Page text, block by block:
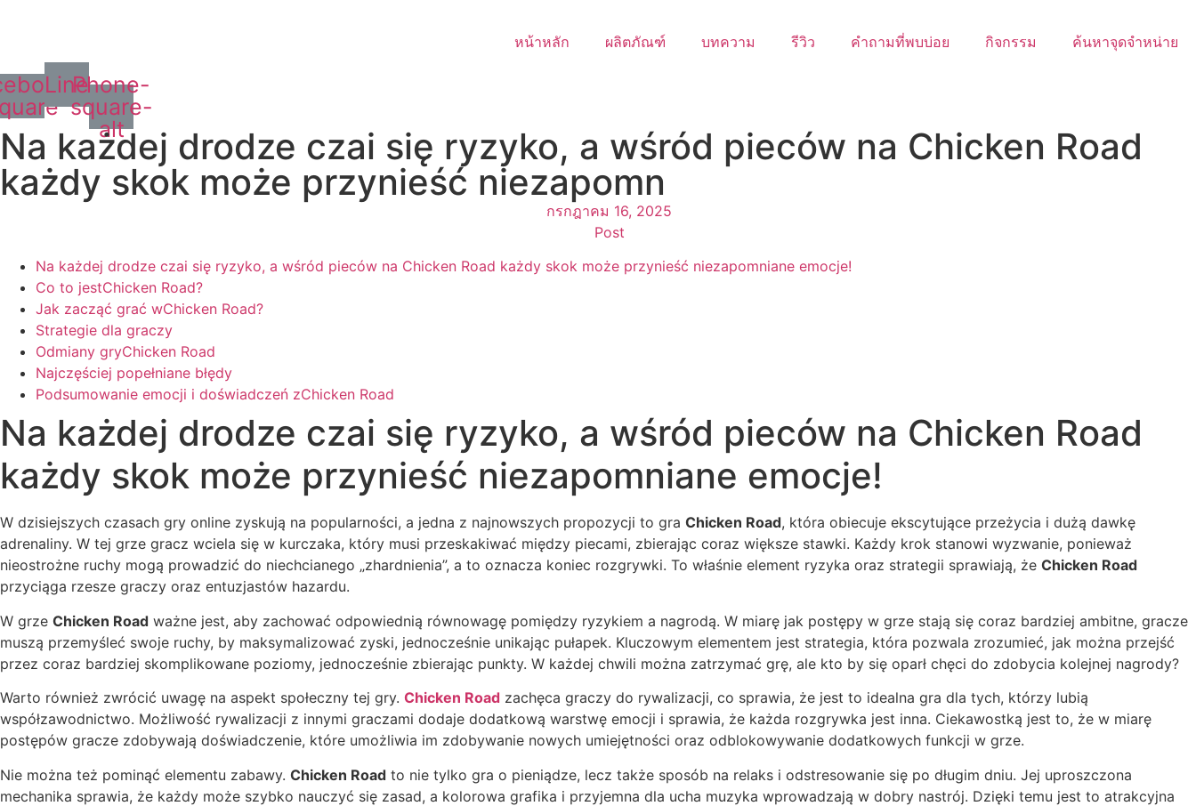
หน้าหลัก ผลิตภัณฑ์ บทความ รีวิว คำถามที่พบบ่อย กิจกรรม ค้นหาจุดจำหน่าย
LinePhone-
square-
alt
Na każdej drodze czai się ryzyko, a wśród pieców na Chicken Road
każdy skok może przynieść niezapomn
กรกฎาคม 16, 2025
Post
Na każdej drodze czai się ryzyko, a wśród pieców na Chicken Road każdy skok może przynieść niezapomniane emocje!
Co to jestChicken Road?
Jak zacząć grać wChicken Road?
Strategie dla graczy
Odmiany gryChicken Road
Najczęściej popełniane błędy
Podsumowanie emocji i doświadczeń zChicken Road
Na każdej drodze czai się ryzyko, a wśród pieców na Chicken Road
każdy skok może przynieść niezapomniane emocje!
W dzisiejszych czasach gry online zyskują na popularności, a jedna z najnowszych propozycji to gra Chicken Road, która obiecuje ekscytujące przeżycia i dużą dawkę
adrenaliny. W tej grze gracz wciela się w kurczaka, który musi przeskakiwać między piecami, zbierając coraz większe stawki. Każdy krok stanowi wyzwanie, ponieważ
nieostrożne ruchy mogą prowadzić do niechcianego „zhardnienia”, a to oznacza koniec rozgrywki. To właśnie element ryzyka oraz strategii sprawiają, że Chicken Road
przyciąga rzesze graczy oraz entuzjastów hazardu.
W grze Chicken Road ważne jest, aby zachować odpowiednią równowagę pomiędzy ryzykiem a nagrodą. W miarę jak postępy w grze stają się coraz bardziej ambitne, gracze
muszą przemyśleć swoje ruchy, by maksymalizować zyski, jednocześnie unikając pułapek. Kluczowym elementem jest strategia, która pozwala zrozumieć, jak można przejść
przez coraz bardziej skomplikowane poziomy, jednocześnie zbierając punkty. W każdej chwili można zatrzymać grę, ale kto by się oparł chęci do zdobycia kolejnej nagrody?
Warto również zwrócić uwagę na aspekt społeczny tej gry. Chicken Road zachęca graczy do rywalizacji, co sprawia, że jest to idealna gra dla tych, którzy lubią
współzawodnictwo. Możliwość rywalizacji z innymi graczami dodaje dodatkową warstwę emocji i sprawia, że każda rozgrywka jest inna. Ciekawostką jest to, że w miarę
postępów gracze zdobywają doświadczenie, które umożliwia im zdobywanie nowych umiejętności oraz odblokowywanie dodatkowych funkcji w grze.
Nie można też pominąć elementu zabawy. Chicken Road to nie tylko gra o pieniądze, lecz także sposób na relaks i odstresowanie się po długim dniu. Jej uproszczona
mechanika sprawia, że każdy może szybko nauczyć się zasad, a kolorowa grafika i przyjemna dla ucha muzyka wprowadzają w dobry nastrój. Dzięki temu jest to atrakcyjna